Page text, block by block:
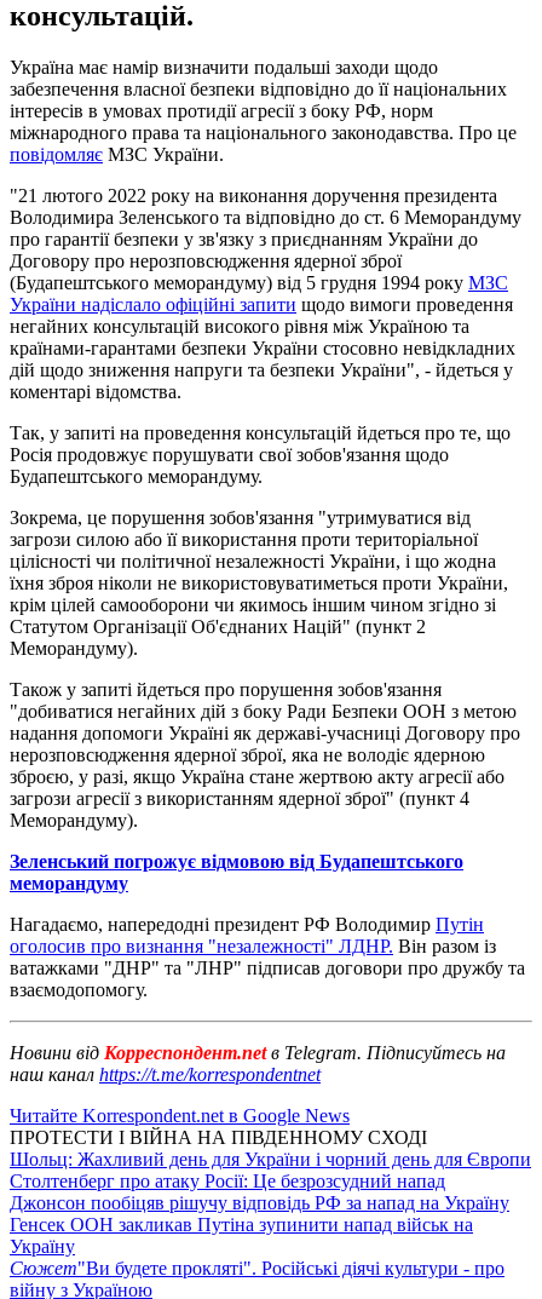
консультацій.
Україна має намір визначити подальші заходи щодо
забезпечення власної безпеки відповідно до її національних
інтересів в умовах протидії агресії з боку РФ, норм
міжнародного права та національного законодавства. Про це
повідомляє МЗС України.
"21 лютого 2022 року на виконання доручення президента
Володимира Зеленського та відповідно до ст. 6 Меморандуму
про гарантії безпеки у зв'язку з приєднанням України до
Договору про нерозповсюдження ядерної зброї
(Будапештського меморандуму) від 5 грудня 1994 року МЗС
України надіслало офіційні запити щодо вимоги проведення
негайних консультацій високого рівня між Україною та
країнами-гарантами безпеки України стосовно невідкладних
дій щодо зниження напруги та безпеки України", - йдеться у
коментарі відомства.
Так, у запиті на проведення консультацій йдеться про те, що
Росія продовжує порушувати свої зобов'язання щодо
Будапештського меморандуму.
Зокрема, це порушення зобов'язання "утримуватися від
загрози силою або її використання проти територіальної
цілісності чи політичної незалежності України, і що жодна
їхня зброя ніколи не використовуватиметься проти України,
крім цілей самооборони чи якимось іншим чином згідно зі
Статутом Організації Об'єднаних Націй" (пункт 2
Меморандуму).
Також у запиті йдеться про порушення зобов'язання
"добиватися негайних дій з боку Ради Безпеки ООН з метою
надання допомоги Україні як державі-учасниці Договору про
нерозповсюдження ядерної зброї, яка не володіє ядерною
зброєю, у разі, якщо Україна стане жертвою акту агресії або
загрози агресії з використанням ядерної зброї" (пункт 4
Меморандуму).
Зеленський погрожує відмовою від Будапештського
меморандуму
Нагадаємо, напередодні президент РФ Володимир Путін
оголосив про визнання "незалежності" ЛДНР. Він разом із
ватажками "ДНР" та "ЛНР" підписав договори про дружбу та
взаємодопомогу.
Новини від Корреспондент.netв Telegram. Підписуйтесь на
наш канал https://t.me/korrespondentnet
Читайте Korrespondent.net в Google News
ПРОТЕСТИ І ВІЙНА НА ПІВДЕННОМУ СХОДІ
Шольц: Жахливий день для України і чорний день для Європи
Столтенберг про атаку Росії: Це безрозсудний напад
Джонсон пообіцяв рішучу відповідь РФ за напад на Україну
Генсек ООН закликав Путіна зупинити напад військ на
Україну
Сюжет"Ви будете прокляті". Російські діячі культури - про
війну з Україною